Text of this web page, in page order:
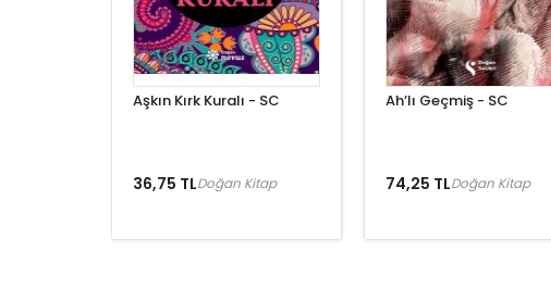
Aşkın Kırk Kuralı - SC
36,75 TLDoğan Kitap
Ah’lı Geçmiş - SC
74,25 TLDoğan Kitap